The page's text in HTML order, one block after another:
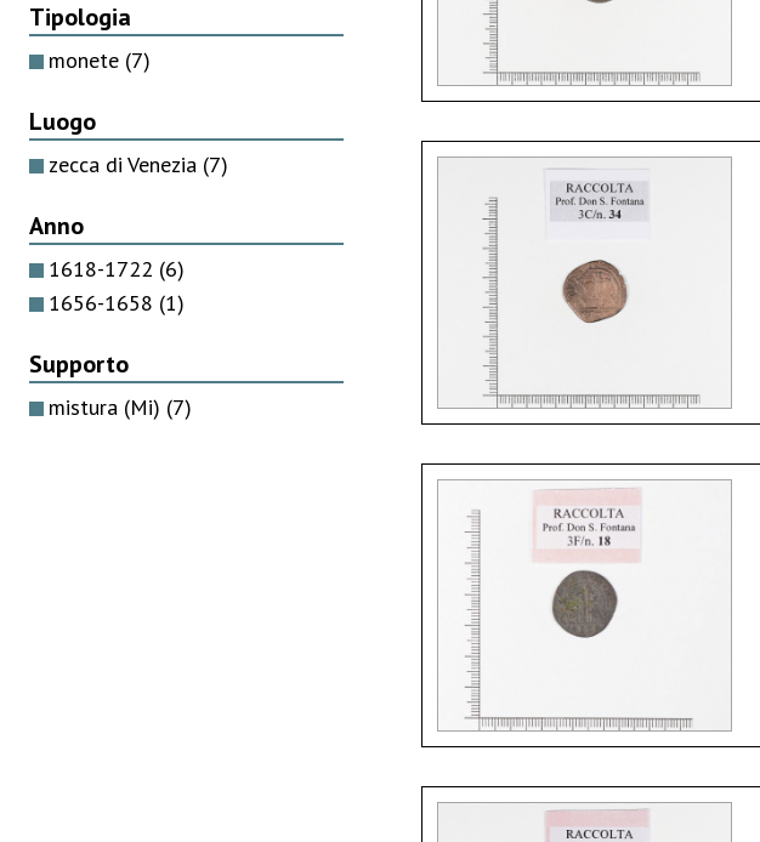
Tipologia
monete (7)
Luogo
zecca di Venezia (7)
Anno
1618-1722 (6)
1656-1658 (1)
Supporto
mistura (Mi) (7)